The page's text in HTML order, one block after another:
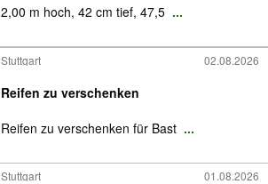
2,00 m hoch, 42 cm tief, 47,5 ...
Stuttgart 02.08.2026
Reifen zu verschenken
Reifen zu verschenken für Bast ...
Stuttgart 01.08.2026